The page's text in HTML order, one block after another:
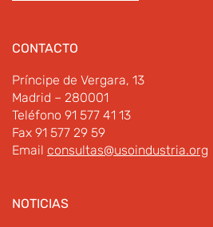
CONTACTO
Príncipe de Vergara, 13
Madrid – 280001
Teléfono 91 577 41 13
Fax 91 577 29 59
Email consultas@usoindustria.org
NOTICIAS